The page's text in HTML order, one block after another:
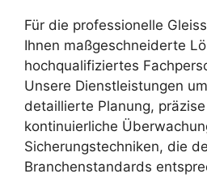
Für die professionelle
Ihnen maßgeschneiderte
hochqualifiziertes
Unsere Dienstleistungen
detaillierte Planung,
kontinuierliche
Sicherungstechniken, die
Branchenstandards